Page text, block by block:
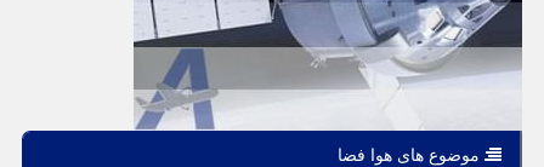
موضوع های هوا فضا